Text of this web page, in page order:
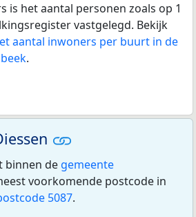
is het aantal personen zoals op 1
vastgelegd. Bekijk
aantal inwoners per buurt in de
.
binnen de gemeente
voorkomende postcode in
5087.